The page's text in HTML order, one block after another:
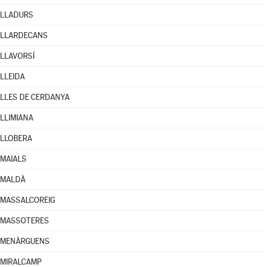
LLADURS
LLARDECANS
LLAVORSÍ
LLEIDA
LLES DE CERDANYA
LLIMIANA
LLOBERA
MAIALS
MALDÀ
MASSALCOREIG
MASSOTERES
MENÀRGUENS
MIRALCAMP